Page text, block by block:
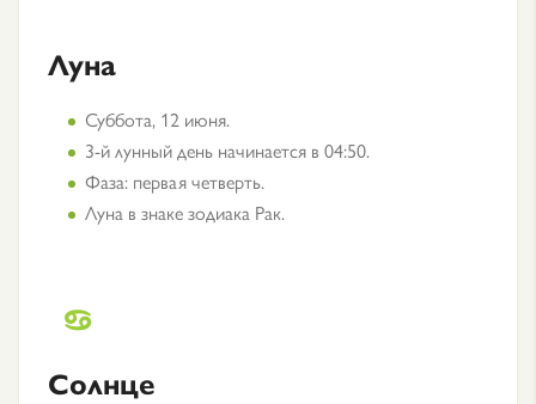
Луна
Суббота, 12 июня.
3-й лунный день начинается в 04:50.
Фаза: первая четверть.
Луна в знаке зодиака Рак.
Солнце